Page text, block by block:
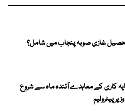
تحصیل غازی صوبہ پنجاب میں شامل؟
کاری کے معاہدے آئندہ ماہ سے شروع
پیٹرولیم